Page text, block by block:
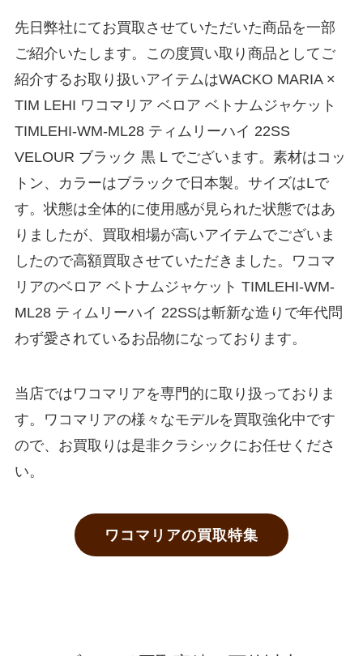
先日弊社にてお買取させていただいた商品を一部
ご紹介いたします。この度買い取り商品としてご
紹介するお取り扱いアイテムはWACKO MARIA ×
TIM LEHI ワコマリア ベロア ベトナムジャケット
TIMLEHI-WM-ML28 ティムリーハイ 22SS
VELOUR ブラック 黒 L でございます。素材はコッ
トン、カラーはブラックで日本製。サイズはLで
す。状態は全体的に使用感が見られた状態ではあ
りましたが、買取相場が高いアイテムでございま
したので高額買取させていただきました。ワコマ
リアのベロア ベトナムジャケット TIMLEHI-WM-
ML28 ティムリーハイ 22SSは斬新な造りで年代問
わず愛されているお品物になっております。
当店ではワコマリアを専門的に取り扱っておりま
す。ワコマリアの様々なモデルを買取強化中です
ので、お買取りは是非クラシックにお任せくださ
い。
ワコマリアの買取特集